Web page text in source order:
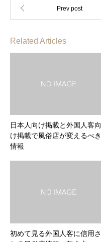
Related Articles
日本人向け掲載と外国人客向
け掲載で風俗店が変えるべき
情報
初めて見る外国人客に信用さ